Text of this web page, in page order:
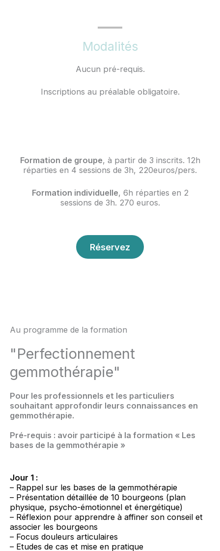
Modalités
Aucun pré-requis.
Inscriptions au préalable obligatoire.
Formation de groupe, à partir de 3 inscrits. 12h
réparties en 4 sessions de 3h, 220euros/pers.
Formation individuelle, 6h réparties en 2
sessions de 3h. 270 euros.
Réservez
Au programme de la formation
"Perfectionnement
gemmothérapie"
Pour les professionnels et les particuliers
souhaitant approfondir leurs connaissances en
gemmothérapie.
Pré-requis : avoir participé à la formation « Les
bases de la gemmothérapie »
Jour 1 :
– Rappel sur les bases de la gemmothérapie
– Présentation détaillée de 10 bourgeons (plan
physique, psycho-émotionnel et énergétique)
– Réflexion pour apprendre à affiner son conseil et
associer les bourgeons
– Focus douleurs articulaires
– Etudes de cas et mise en pratique